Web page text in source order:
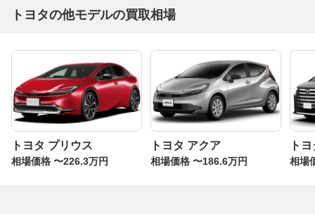
トヨタの他モデルの買取相場
トヨタ プリウス
相場価格 〜226.3万円
トヨタ アクア
相場価格 〜186.6万円
ト
相場